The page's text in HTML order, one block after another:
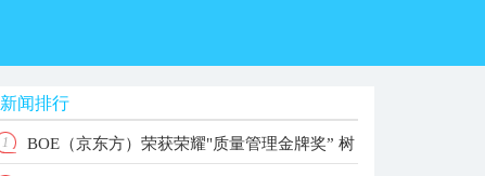
新闻排行
1 BOE（京东方）荣获荣耀"质量管理金牌奖” 树